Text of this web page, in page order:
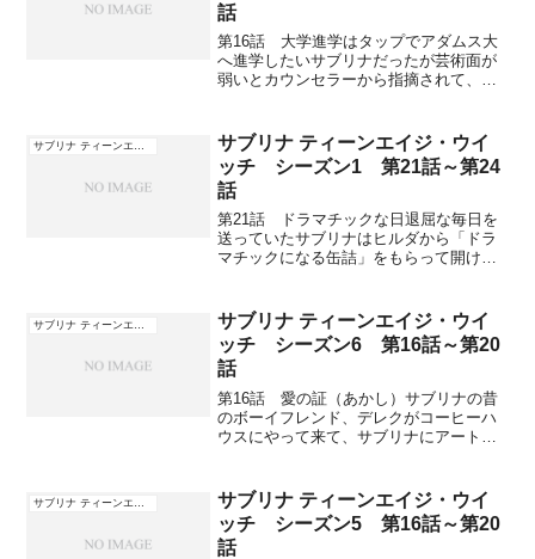
話
第16話 大学進学はタップでアダムス大
へ進学したいサブリナだったが芸術面が
弱いとカウンセラーから指摘されて、ハ
ためにセーレムの友達デュークに時計屋
の店番を代わってもらう...
サブリナ ティーンエイジ・ウイッチ
サブリナ ティーンエイジ・ウイ
ッチ シーズン1 第21話～第24
話
第21話 ドラマチックな日退屈な毎日を
送っていたサブリナはヒルダから「ドラ
マチックになる缶詰」をもらって開ける
る。ハービーから付き合い始めた記念の
ブレスレットをもらいサブ...
サブリナ ティーンエイジ・ウイ
ッチ シーズン6 第16話～第20
話
第16話 愛の証（あかし）サブリナの昔
のボーイフレンド、デレクがコーヒーハ
ウスにやって来て、サブリナにアート作
ジョッシュに話すべきかどうかモーガン
達に相談し、正直に告白...
サブリナ ティーンエイジ・ウイ
ッチ シーズン5 第16話～第20
話